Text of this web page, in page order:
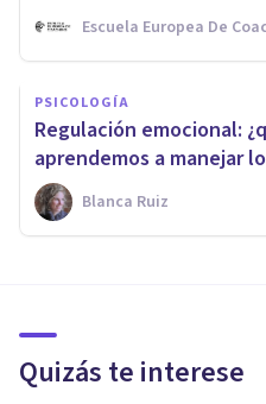
Escuela Europea De
PSICOLOGÍA
Regulación emocional:
aprendemos a manejar
Blanca Ruiz
Quizás te interese